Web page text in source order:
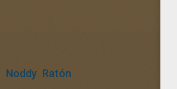
Noddy Ratón